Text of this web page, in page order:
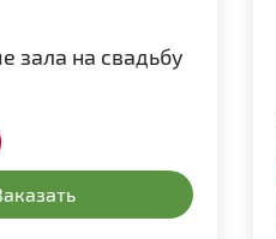
зала на свадьбу